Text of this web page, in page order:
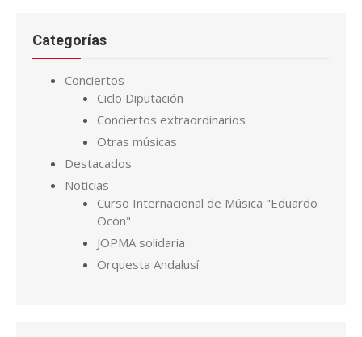
Categorías
Conciertos
Ciclo Diputación
Conciertos extraordinarios
Otras músicas
Destacados
Noticias
Curso Internacional de Música "Eduardo
Ocón"
JOPMA solidaria
Orquesta Andalusí